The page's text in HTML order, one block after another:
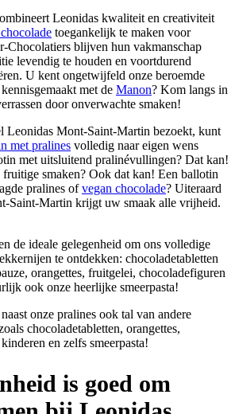
Leonidas kwaliteit en creativiteit
toegankelijk te maken voor
Chocolatiers blijven hun vakmanschap
levendig te houden en voortdurend
U kent ongetwijfeld onze beroemde
met de Manon? Kom langs in
door onverwachte smaken!
Leonidas Mont-Saint-Martin bezoekt, kunt
met pralines volledig naar eigen wens
met uitsluitend pralinévullingen? Dat kan!
smaken? Ook dat kan! Een ballotin
pralines ofvegan chocolade? Uiteraard
Saint-Martin krijgt uw smaak alle vrijheid.
de ideale gelegenheid om ons volledige
te ontdekken: chocoladetabletten
orangettes, fruitgelei, chocoladefiguren
ook onze heerlijke smeerpasta!
onze pralines ook tal van andere
chocoladetabletten, orangettes,
en zelfs smeerpasta!
is goed om